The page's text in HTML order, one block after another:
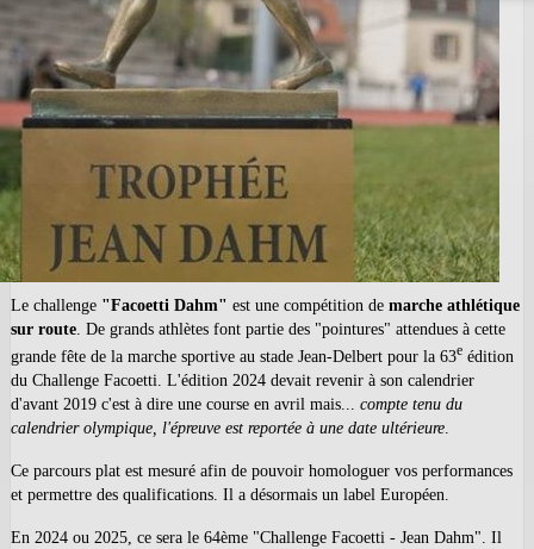
Le challenge "Facoetti Dahm" est une compétition de marche athlétique
sur route. De grands athlètes font partie des "pointures" attendues à cette
grande fête de la marche sportive au stade Jean-Delbert pour la 63e édition
du Challenge Facoetti. L'édition 2024 devait revenir à son calendrier
d'avant 2019 c'est à dire une course en avril mais... compte tenu du
calendrier olympique, l'épreuve est reportée à une date ultérieure
Ce parcours plat est mesuré afin de pouvoir homologuer vos performances
et permettre des qualifications. Il a désormais un label Européen.
En 2024 ou 2025, ce sera le 64ème "Challenge Facoetti - Jean Dahm". Il